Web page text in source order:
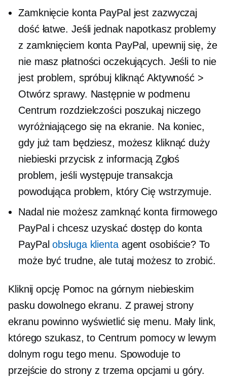
Zamknięcie konta PayPal jest zazwyczaj
dość łatwe. Jeśli jednak napotkasz problemy
z zamknięciem konta PayPal, upewnij się, że
nie masz płatności oczekujących. Jeśli to nie
jest problem, spróbuj kliknąć Aktywność >
Otwórz sprawy. Następnie w podmenu
Centrum rozdzielczości poszukaj niczego
wyróżniającego się na ekranie. Na koniec,
gdy już tam będziesz, możesz kliknąć duży
niebieski przycisk z informacją Zgłoś
problem, jeśli występuje transakcja
powodująca problem, który Cię wstrzymuje.
Nadal nie możesz zamknąć konta firmowego
PayPal i chcesz uzyskać dostęp do konta
PayPalobsługa klientaagent osobiście? To
może być trudne, ale tutaj możesz to zrobić.
Kliknij opcję Pomoc na górnym niebieskim
pasku dowolnego ekranu. Z prawej strony
ekranu powinno wyświetlić się menu. Mały link,
którego szukasz, to Centrum pomocy w lewym
dolnym rogu tego menu. Spowoduje to
przejście do strony z trzema opcjami u góry.